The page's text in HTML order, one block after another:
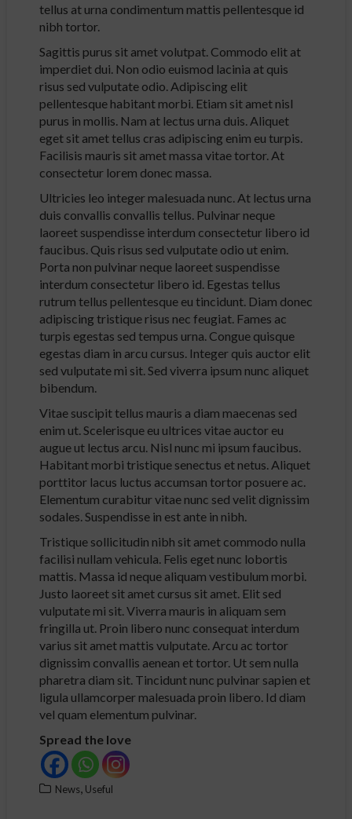
tellus at urna condimentum mattis pellentesque id
nibh tortor.
Sagittis purus sit amet volutpat. Commodo elit at
imperdiet dui. Non odio euismod lacinia at quis
risus sed vulputate odio. Adipiscing elit
pellentesque habitant morbi. Etiam sit amet nisl
purus in mollis. Nam at lectus urna duis. Aliquet
eget sit amet tellus cras adipiscing enim eu turpis.
Facilisis mauris sit amet massa vitae tortor. At
consectetur lorem donec massa.
Ultricies leo integer malesuada nunc. At lectus urna
duis convallis convallis tellus. Pulvinar neque
laoreet suspendisse interdum consectetur libero id
faucibus. Quis risus sed vulputate odio ut enim.
Porta non pulvinar neque laoreet suspendisse
interdum consectetur libero id. Egestas tellus
rutrum tellus pellentesque eu tincidunt. Diam donec
adipiscing tristique risus nec feugiat. Fames ac
turpis egestas sed tempus urna. Congue quisque
egestas diam in arcu cursus. Integer quis auctor elit
sed vulputate mi sit. Sed viverra ipsum nunc aliquet
bibendum.
Vitae suscipit tellus mauris a diam maecenas sed
enim ut. Scelerisque eu ultrices vitae auctor eu
augue ut lectus arcu. Nisl nunc mi ipsum faucibus.
Habitant morbi tristique senectus et netus. Aliquet
porttitor lacus luctus accumsan tortor posuere ac.
Elementum curabitur vitae nunc sed velit dignissim
sodales. Suspendisse in est ante in nibh.
Tristique sollicitudin nibh sit amet commodo nulla
facilisi nullam vehicula. Felis eget nunc lobortis
mattis. Massa id neque aliquam vestibulum morbi.
Justo laoreet sit amet cursus sit amet. Elit sed
vulputate mi sit. Viverra mauris in aliquam sem
fringilla ut. Proin libero nunc consequat interdum
varius sit amet mattis vulputate. Arcu ac tortor
dignissim convallis aenean et tortor. Ut sem nulla
pharetra diam sit. Tincidunt nunc pulvinar sapien et
ligula ullamcorper malesuada proin libero. Id diam
vel quam elementum pulvinar.
Spread the love
News, Useful